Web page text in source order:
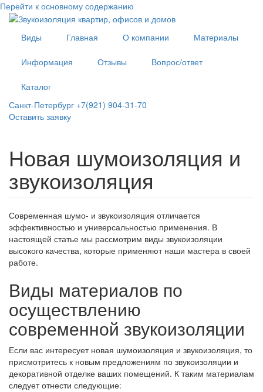
Перейти к основному содержанию
Виды Главная О компании Материалы
Информация Отзывы Вопрос/ответ
Каталог
Санкт-Петербург +7(921) 904-31-70
Оставить заявку
Новая шумоизоляция и
звукоизоляция
Современная шумо- и звукоизоляция отличается
эффективностью и универсальностью применения. В
настоящей статье мы рассмотрим виды звукоизоляции
высокого качества, которые применяют наши мастера в своей
работе.
Виды материалов по
осуществлению
современной звукоизоляции
Если вас интересует новая шумоизоляция и звукоизоляция, то
присмотритесь к новым предложениям по звукоизоляции и
декоративной отделке ваших помещений. К таким материалам
следует отнести следующие: